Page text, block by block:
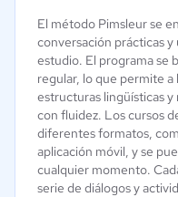
El método Pimsleur se
conversación prácticas
estudio. El programa se
regular, lo que permite a
estructuras lingüísticas y
con fluidez. Los cursos
diferentes formatos,
aplicación móvil, y se
cualquier momento.
serie de diálogos y